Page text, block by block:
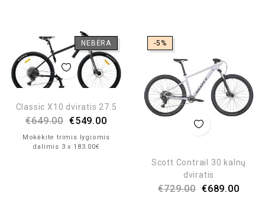
NEBĖRA
Classic X10 dviratis 27.5
€649.00 €549.00
Mokėkite trimis lygiomis
dalimis 3 x 183.00€
-5%
Scott Contrail 30 kalnų
dviratis
€729.00 €689.00